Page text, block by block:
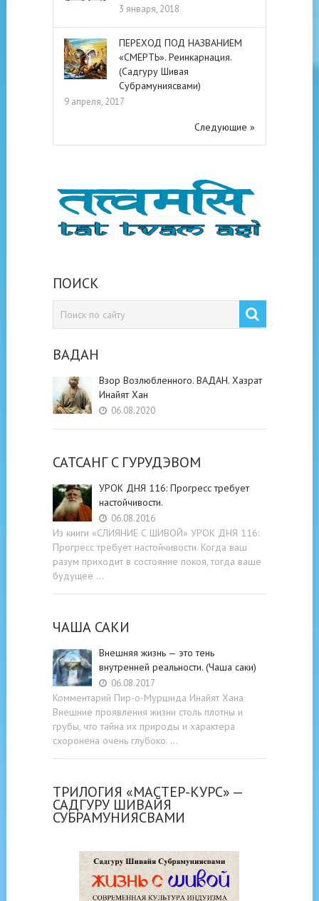
3 января, 2018
ПЕРЕХОД ПОД НАЗВАНИЕМ
«СМЕРТЬ». Реинкарнация.
(Садгуру Шивая
Субрамуниясвами)
9 апреля, 2017
Следующие »
ПОИСК
ВАДАН
Взор Возлюбленного. ВАДАН. Хазрат
Инайят Хан
06.08.2020
САТСАНГ C ГУРУДЭВОМ
УРОК ДНЯ 116: Прогресс требует
настойчивости.
06.08.2016
Из книги «СЛИЯНИЕ С ШИВОЙ» УРОК ДНЯ 116:
Прогресс требует настойчивости. Когда ваш
разум приходит в состояние покоя, тогда ваше
будущее …
ЧАША САКИ
Внешняя жизнь — это тень
внутренней реальности. (Чаша саки)
06.08.2017
Комментарий Пир-о-Муршида Инайят Хана
Внешние проявления жизни столь плотны и
грубы, что тайна их природы и характера
схоронена очень глубоко. …
ТРИЛОГИЯ «МАСТЕР-КУРС» —
САДГУРУ ШИВАЙЯ
СУБРАМУНИЯСВАМИ